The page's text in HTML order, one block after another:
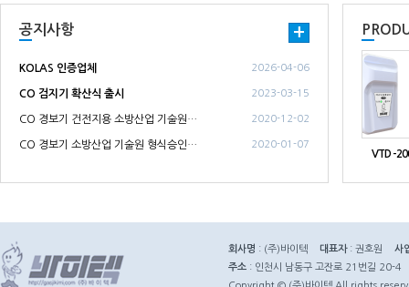
공지사항
KOLAS 인증업체 2026-04-06
CO 검지기 확산식 출시 2023-03-15
CO 경보기 건전지용 소방산업 기술원… 2020-12-02
CO 경보기 소방산업 기술원 형식승인… 2020-01-07
+
VTD -
회사명 : (주)바이텍 대표자: 권호원
사
주소 : 인천시 남동구 고잔로 21번길 20-4